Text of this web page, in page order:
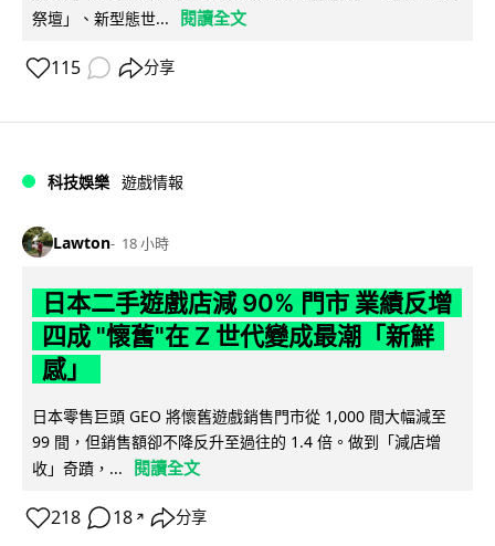
祭壇」、新型態世...
閱讀全文
115 分享
科技娛樂 遊戲情報
Lawton 18 小時
日本二手遊戲店減 90% 門市 業績反增
四成 "懷舊"在 Z 世代變成最潮「新鮮
感」
日本零售巨頭 GEO 將懷舊遊戲銷售門市從 1,000 間大幅減至
99 間，但銷售額卻不降反升至過往的 1.4 倍。做到「減店增
收」奇蹟，...
閱讀全文
218 18 ↗ 分享